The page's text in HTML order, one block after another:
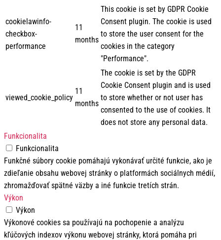
cookielawinfo-
checkbox-
performance
11
months
This cookie is set by GDPR Cookie
Consent plugin. The cookie is used
to store the user consent for the
cookies in the category
"Performance".
viewed_cookie_policy
11
months
The cookie is set by the GDPR
Cookie Consent plugin and is used
to store whether or not user has
consented to the use of cookies. It
does not store any personal data.
Funkcionalita
Funkcionalita
Funkčné súbory cookie pomáhajú vykonávať určité funkcie, ako je
zdieľanie obsahu webovej stránky o platformách sociálnych médií,
zhromažďovať spätné väzby a iné funkcie tretích strán.
Výkon
Výkon
Výkonové cookies sa používajú na pochopenie a analýzu
kľúčových indexov výkonu webovej stránky, ktorá pomáha pri